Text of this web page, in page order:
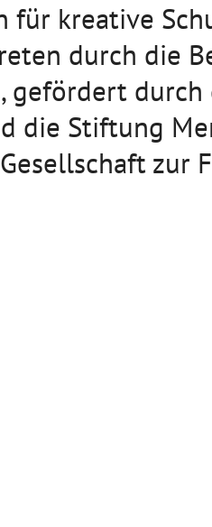
für kreative
durch die
gefördert
die Stiftung
Gesellschaft